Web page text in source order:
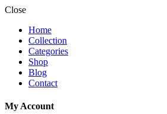
Close
Home
Collection
Categories
Shop
Blog
Contact
My Account